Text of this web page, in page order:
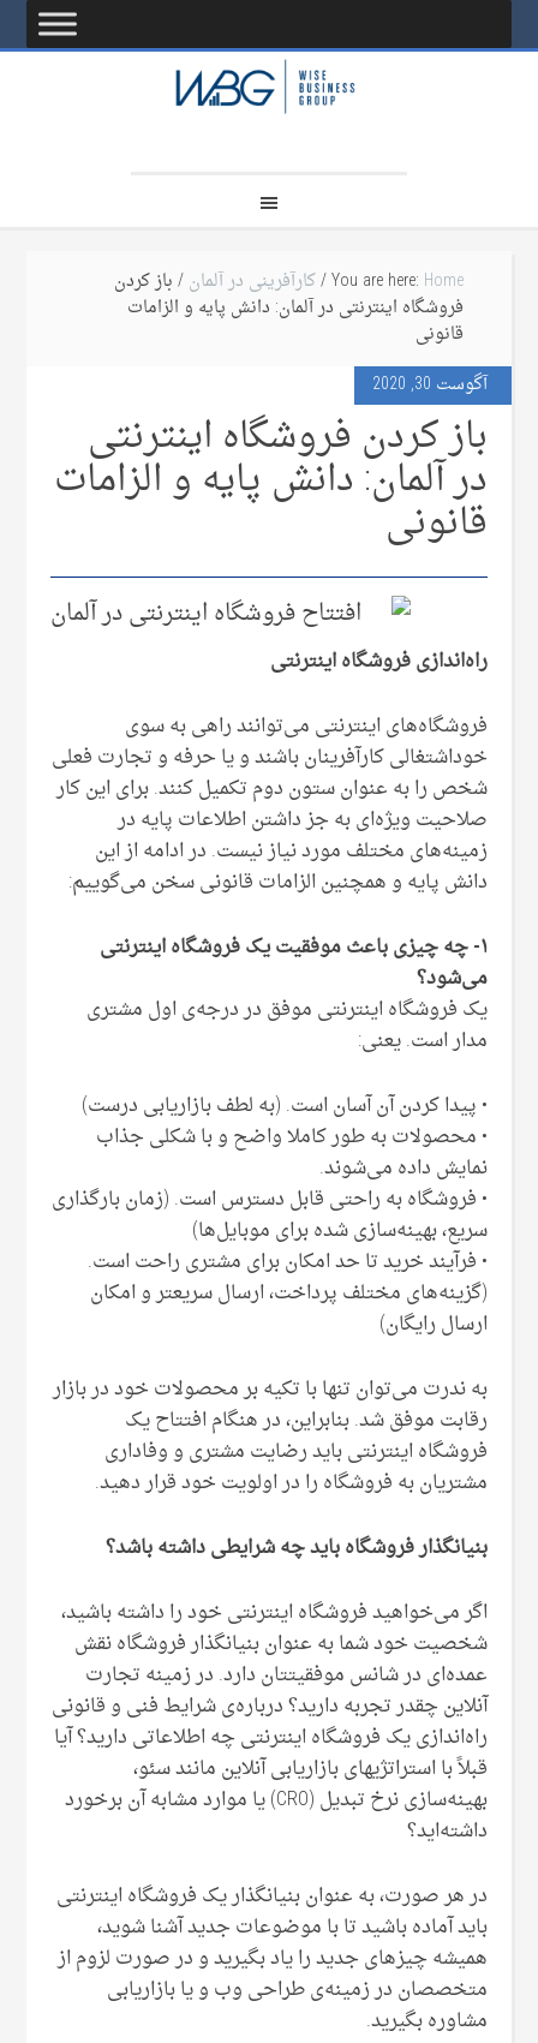
You are here: Home
/کارآفرینی در آلمان/ باز کردن
فروشگاه اینترنتی در آلمان: دانش پایه‌ و الزامات
قانونی
آگوست 30, 2020
باز کردن فروشگاه اینترنتی
در آلمان: دانش پایه‌ و الزامات
قانونی
راه‌اندازی فروشگاه اینترنتی
فروشگاه‌های اینترنتی می‌توانند راهی به سوی
خوداشتغالی کارآفرینان باشند و یا حرفه و تجارت فعلی
شخص را به عنوان ستون دوم تکمیل کنند. برای این کار
صلاحیت ویژه‌ای به جز داشتن اطلاعات پایه‌ در
زمینه‌های مختلف مورد نیاز نیست. در ادامه از این
دانش پایه‌ و همچنین الزامات قانونی سخن می‌گوییم:
۱- چه چیزی باعث موفقیت یک فروشگاه اینترنتی
می‌شود؟
یک فروشگاه اینترنتی موفق در درجه‌ی اول مشتری
مدار است. یعنی:
• پیدا کردن آن آسان است. (به لطف بازاریابی درست)
• محصولات به طور کاملا واضح و با شکلی جذاب
نمایش داده می‌شوند.
• فروشگاه به راحتی قابل دسترس است. (زمان بارگذاری
سریع، بهینه‌سازی شده برای موبایل‌ها)
• فرآیند خرید تا حد امکان برای مشتری راحت است.
(گزینه‌های مختلف پرداخت، ارسال سریعتر و امکان
ارسال رایگان)
به ندرت می‌توان تنها با تکیه بر محصولات خود در بازار
رقابت موفق شد. بنابراین، در هنگام افتتاح یک
فروشگاه اینترنتی باید رضایت مشتری و وفاداری
مشتریان به فروشگاه را در اولویت خود قرار دهید.
بنیانگذار فروشگاه باید چه شرایطی داشته باشد؟
اگر ‌می‌خواهید فروشگاه اینترنتی خود را داشته باشید،
شخصیت خود شما به عنوان بنیانگذار فروشگاه نقش
عمده‌ای در شانس موفقیتتان دارد. در زمینه تجارت
آنلاین چقدر تجربه دارید؟ درباره‌ی شرایط فنی و قانونی
راه‌اندازی یک فروشگاه اینترنتی چه اطلاعاتی دارید؟ آیا
قبلاً با استراتژیهای بازاریابی آنلاین مانند سئو،
بهینه‌سازی نرخ تبدیل (CRO) یا موارد مشابه آن برخورد
داشته‌اید؟
در هر صورت، به عنوان بنیانگذار یک فروشگاه اینترنتی
باید آماده باشید تا با موضوعات جدید آشنا شوید،
همیشه چیزهای جدید را یاد بگیرید و در صورت لزوم از
متخصصان در زمینه‌ی طراحی وب و یا بازاریابی
مشاوره بگیرید.